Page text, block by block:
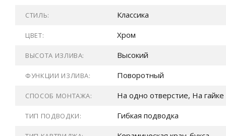
СТИЛЬ: Классика
ЦВЕТ: Хром
ВЫСОТА ИЗЛИВА: Высокий
ФУНКЦИИ ИЗЛИВА: Поворотный
СПОСОБ МОНТАЖА: На одно отверстие, На гайке
ТИП ПОДВОДКИ: Гибкая подводка